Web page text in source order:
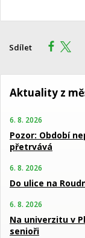
Sdílet
Aktuality z
6. 8. 2026
Pozor: Období
přetrvává
6. 8. 2026
Do ulice na
6. 8. 2026
Na univerzitu v
senioři